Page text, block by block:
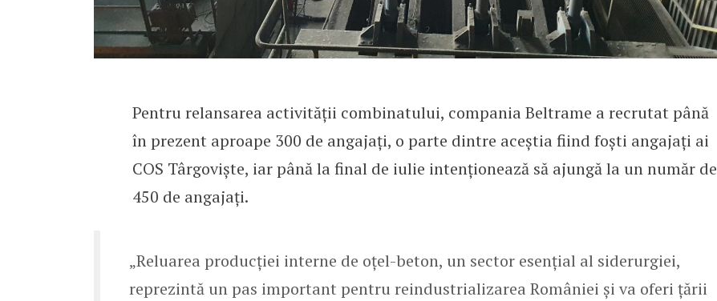
Pentru relansarea activității combinatului, compania Beltrame a recrutat până
în prezent aproape 300 de angajați, o parte dintre aceștia fiind foști angajați ai
COS Târgoviște, iar până la final de iulie intenționează să ajungă la un număr de
450 de angajați.
„Reluarea producției interne de oțel-beton, un sector esențial al siderurgiei,
reprezintă un pas important pentru reindustrializarea României și va oferi țării